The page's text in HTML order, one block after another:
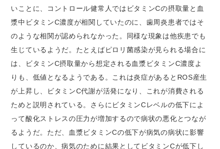
いことに、コントロール健常人ではビタミンCの摂取量と血
漿中ビタミンC濃度が相関していたのに、歯周炎患者ではそ
のような相関が認められなかった。同様な現象は他疾患でも
生じているようだ。たとえばピロリ菌感染が見られる場合に
は、ビタミンC摂取量から想定される血漿ビタミンC濃度よ
りも、低値となるようである。これは炎症があるとROS産生
が上昇し、ビタミンC代謝が活発になり、これが消費される
ためと説明されている。さらにビタミンCレベルの低下によ
って酸化ストレスの圧力が増加するので病状の悪化とつなが
るようだ。ただ、血漿ビタミンCの低下が病気の病状に影響
しているのか、病気のために結果としてビタミンCが低下し